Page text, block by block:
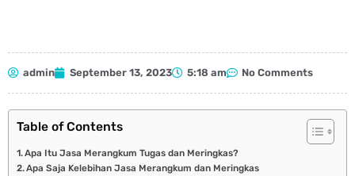
admin September 13, 2023 5:18 am No Comments
Table of Contents
Apa Itu Jasa Merangkum Tugas dan Meringkas?
Apa Saja Kelebihan Jasa Merangkum dan Meringkas